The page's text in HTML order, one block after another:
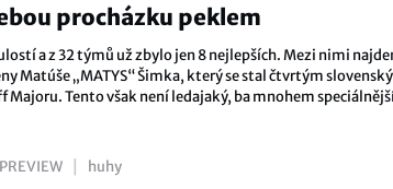
procházku peklem
a z 32 týmů už zbylo jen 8 nejlepších. Mezi nimi
Matúše „MATYS“ Šimka, který se stal čtvrtým
Majoru. Tento však není ledajaký, ba mnohem
PREVIEW huhy